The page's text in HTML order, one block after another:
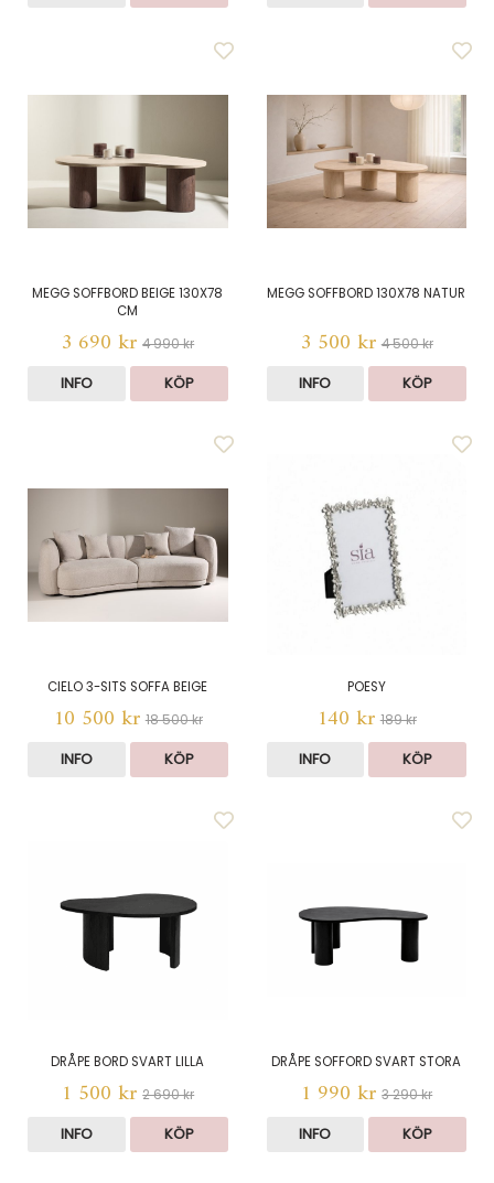
MEGG SOFFBORD BEIGE 130X78
CM
3 690 kr 4 990 kr
INFO KÖP
MEGG SOFFBORD 130X78 NATUR
3 500 kr 4 500 kr
INFO KÖP
CIELO 3-SITS SOFFA BEIGE
10 500 kr 18 500 kr
INFO KÖP
POESY
140 kr 189 kr
INFO KÖP
DRÅPE BORD SVART LILLA
1 500 kr 2 690 kr
INFO KÖP
DRÅPE SOFFORD SVART STORA
1 990 kr 3 290 kr
INFO KÖP